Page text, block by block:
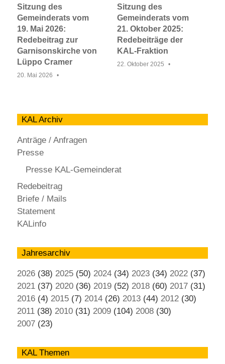
Sitzung des
Gemeinderats vom
19. Mai 2026:
Redebeitrag zur
Garnisonskirche von
Lüppo Cramer
20. Mai 2026
Sitzung des
Gemeinderats vom
21. Oktober 2025:
Redebeiträge der
KAL-Fraktion
22. Oktober 2025
KAL Archiv
Anträge / Anfragen
Presse
Presse KAL-Gemeinderat
Redebeitrag
Briefe / Mails
Statement
KALinfo
Jahresarchiv
2026 (38) 2025 (50) 2024 (34) 2023 (34) 2022 (37)
2021 (37) 2020 (36) 2019 (52) 2018 (60) 2017 (31)
2016 (4) 2015 (7) 2014 (26) 2013 (44) 2012 (30)
2011 (38) 2010 (31) 2009 (104) 2008 (30)
2007 (23)
KAL Themen